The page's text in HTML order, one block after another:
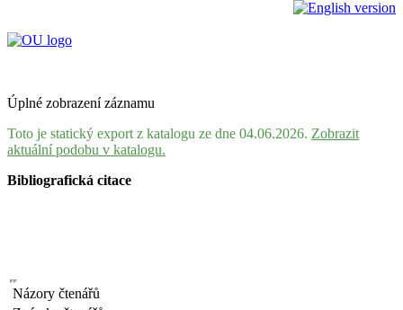
Úplné zobrazení záznamu
Toto je statický export z katalogu ze dne 04.06.2026. Zobrazit
aktuální podobu v katalogu.
Bibliografická citace
Názory čtenářů